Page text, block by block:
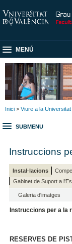
MENÚ
Inici > Viure a la Universitat
SUBMENU
Instruccions
Instal·lacions
Gabinet de Suport a
Galeria d'imatges
Instruccions per a la
RESERVES DE